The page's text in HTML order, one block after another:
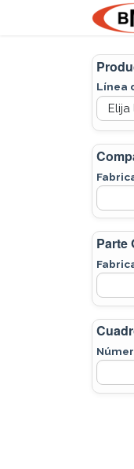
Ir al contenido
Línea
Parte